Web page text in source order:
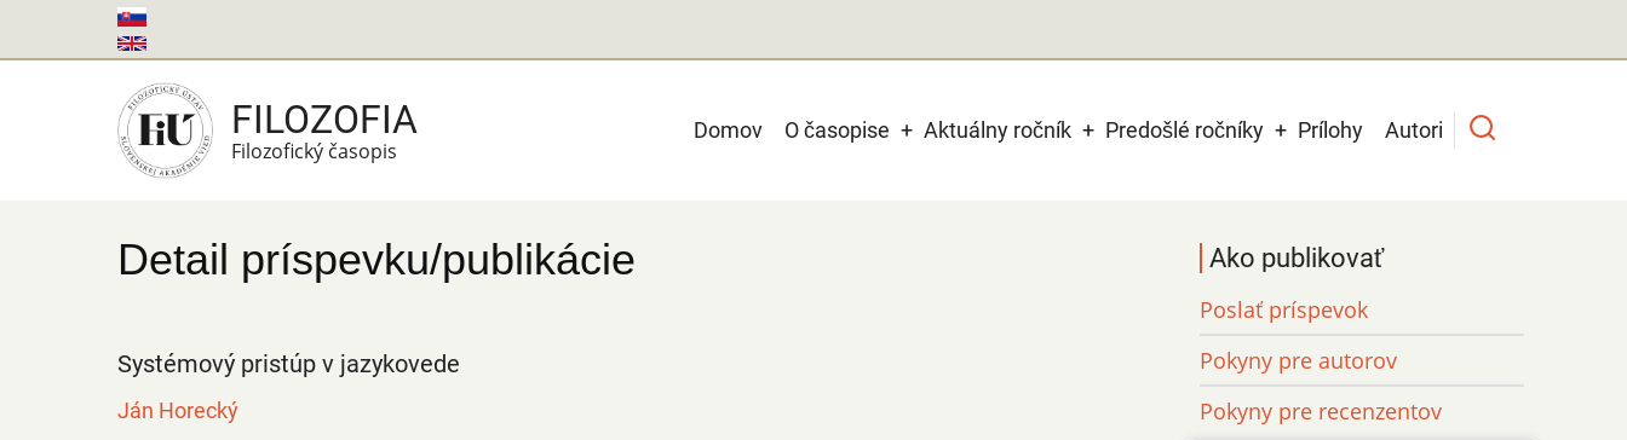
na
FILOZOFIA
Filozofický časopis
Main
Domov O časopise Aktuálny ročník Predošlé ročníky Prílohy Autori
Detail príspevku/publikácie
Systémový pristúp v jazykovede
Ján Horecký
Ako publikovať
Poslať príspevok
Pokyny pre autorov
Pokyny pre recenzentov